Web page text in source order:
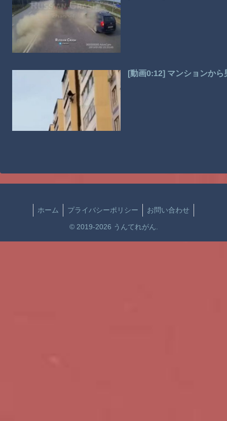
[動画0:12] マンションか
ホーム プライバシーポリシー お問い合わせ
© 2019-2026 うんてれがん.